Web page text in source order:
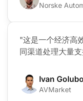
Norske
"这是一个经济高
同渠道处理大量
Ivan
AVMarket